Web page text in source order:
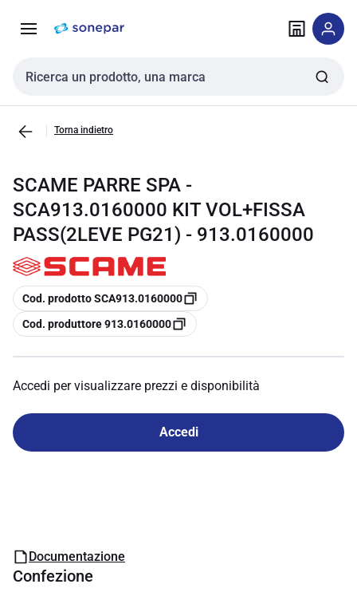
navigazione alla
Cerca input
Torna indietro
SCAME PARRE SPA -
SCA913.0160000 KIT VOL+FISSA
PASS(2LEVE PG21) - 913.0160000
copia
Cod. prodotto SCA913.0160000
copia
Cod. produttore 913.0160000
Accedi per visualizzare prezzi e disponibilità
Accedi
Documentazione
Confezione